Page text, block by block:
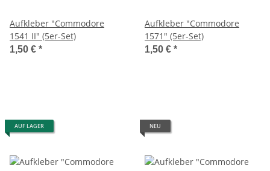
Aufkleber "Commodore
1541 II" (5er-Set)
1,50 € *
Aufkleber "Commodore
1571" (5er-Set)
1,50 € *
AUF LAGER NEU